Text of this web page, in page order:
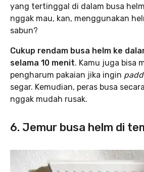
yang tertinggal di dalam busa
nggak mau, kan, menggunakan
sabun?
Cukup rendam busa helm ke
selama 10 menit. Kamu juga bisa
pengharum pakaian jika ingin
segar. Kemudian, peras busa
nggak mudah rusak.
6. Jemur busa helm di